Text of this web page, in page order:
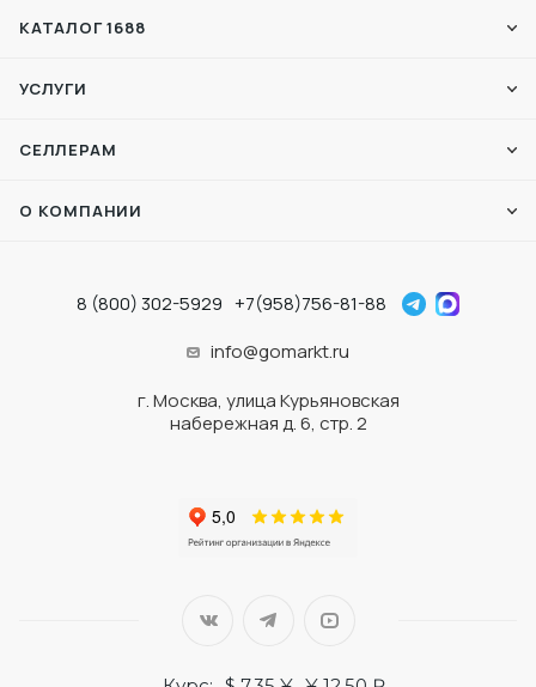
КАТАЛОГ 1688
УСЛУГИ
СЕЛЛЕРАМ
О КОМПАНИИ
8 (800) 302-5929 +7(958)756-81-88
info@gomarkt.ru
г. Москва, улица Курьяновская
набережная д. 6, стр. 2